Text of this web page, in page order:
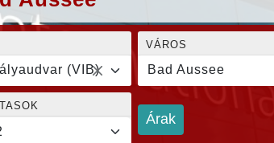
(VIB)
VÁROS
Bad Aussee
Árak